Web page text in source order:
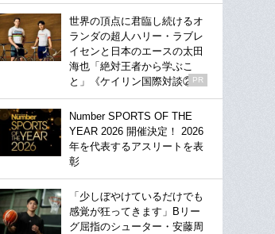
世界の頂点に君臨し続けるオ
ランダの超人ハリー・ラブレ
イセンと日本のエースの太田
海也「絶対王者から学ぶこ
と」《ケイリン国際対談②》
PR
Number SPORTS OF THE
YEAR 2026 開催決定！ 2026
年を代表するアスリートを表
彰
「少しぼやけているだけでも
感覚が狂ってきます」Bリー
グ屈指のシューター・安藤周